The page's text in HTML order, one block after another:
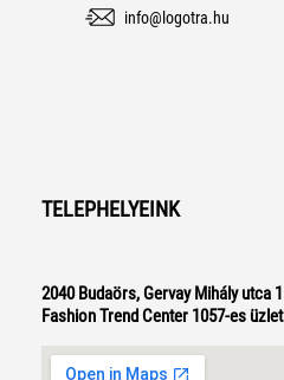
info@logotra.hu
TELEPHELYEINK
2040 Budaörs, Gervay Mihály utca 1
Fashion Trend Center 1057-es üzlet